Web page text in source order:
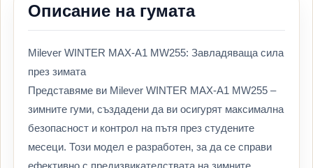
Описание на гумата
Milever WINTER MAX-A1 MW255: Завладяваща сила
през зимата
Представяме ви Milever WINTER MAX-A1 MW255 –
зимните гуми, създадени да ви осигурят максимална
безопасност и контрол на пътя през студените
месеци. Този модел е разработен, за да се справи
ефективно с предизвикателствата на зимните